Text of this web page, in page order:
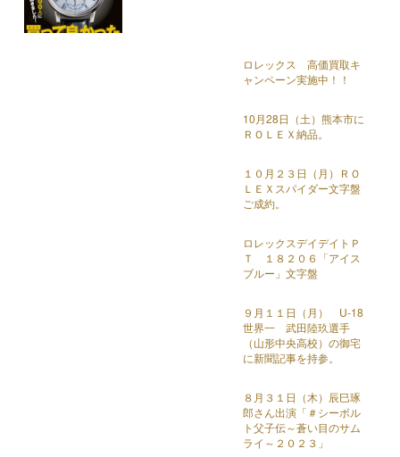
ロレックス 高価買取キ
ャンペーン実施中！！
10月28日（土）熊本市に
ＲＯＬＥＸ納品。
１０月２３日（月）ＲＯ
ＬＥＸスパイダー文字盤
ご成約。
ロレックスデイデイトＰ
Ｔ １８２０６「アイス
ブルー」文字盤
９月１１日（月） U-18
世界一 武田陸玖選手
（山形中央高校）の御宅
に新聞記事を持参。
８月３１日（木）辰巳琢
郎さん出演「＃シーボル
ト父子伝～蒼い目のサム
ライ～２０２３」